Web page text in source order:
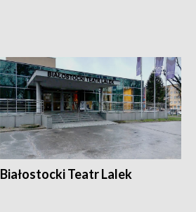
Białostocki Teatr Lalek